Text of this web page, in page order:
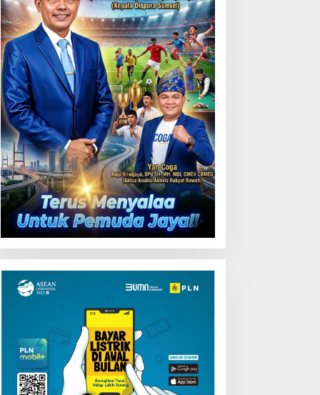
HUT OKU ke-116,
Dekatkan Layanan
melalui Gelegar PLN
2026